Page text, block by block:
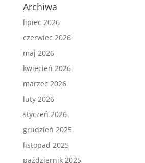
Archiwa
lipiec 2026
czerwiec 2026
maj 2026
kwiecień 2026
marzec 2026
luty 2026
styczeń 2026
grudzień 2025
listopad 2025
październik 2025